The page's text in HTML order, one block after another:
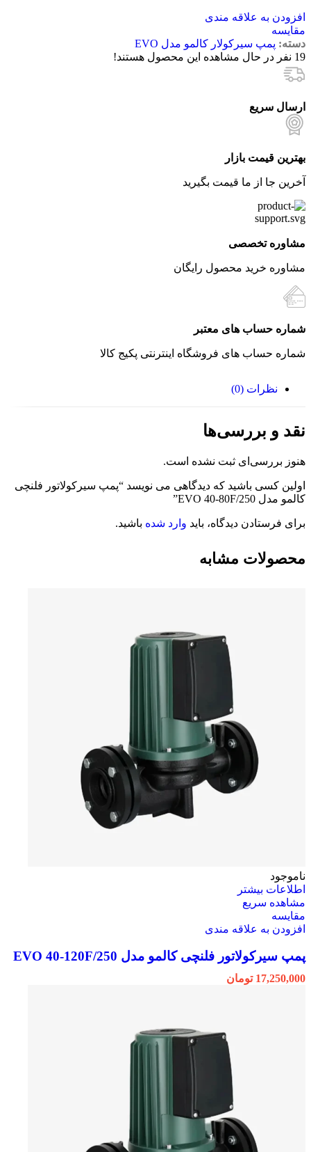
افزودن به علاقه مندی
مقایسه
دسته: پمپ سیرکولار کالمو مدل EVO
19 نفر در حال مشاهده این محصول هستند!
ارسال سریع
بهترین قیمت بازار
آخرین جا از ما قیمت بگیرید
مشاوره تخصصی
مشاوره خرید محصول رایگان
شماره حساب های معتبر
شماره حساب های فروشگاه اینترنتی پکیج کالا
نظرات (0)
نقد و بررسی‌ها
هنوز بررسی‌ای ثبت نشده است.
اولین کسی باشید که دیدگاهی می نویسد “پمپ سیرکولاتور فلنچی
کالمو مدل EVO 40-80F/250”
برای فرستادن دیدگاه، باید وارد شده باشید.
محصولات مشابه
ناموجود
اطلاعات بیشتر
مشاهده سریع
مقایسه
افزودن به علاقه مندی
پمپ سیرکولاتور فلنچی کالمو مدل EVO 40-120F/250
17,250,000 تومان